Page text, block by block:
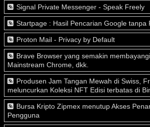
Signal Private Messenger - Speak Freely
Startpage : Hasil Pencarian Google tanpa
Proton Mail - Privacy by Default
Brave Browser yang semakin
Mainstream Chrome, dkk.
Produsen Jam Tangan Mewah di Swiss,
meluncurkan Koleksi NFT Edisi terbatas di
Bursa Kripto Zipmex menutup Akses
Pengguna